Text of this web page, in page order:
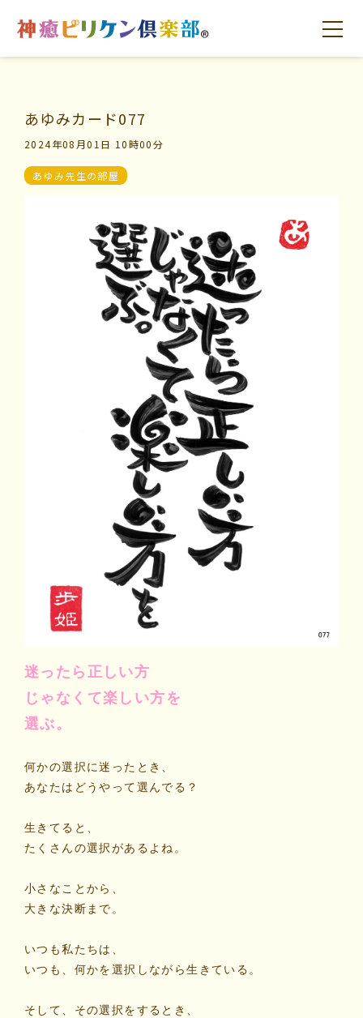
はじめての方へ
はじめての方へ
マイビリちゃん診断
風水ミニビリちゃん診断
よくなるメッセージ
お問い合わせ
あゆみカード077
2024年08月01日 10時00分
あゆみ先生の部屋
迷ったら正しい方
じゃなくて楽しい方を
選ぶ。
何かの選択に迷ったとき、
あなたはどうやって選んでる？
生きてると、
たくさんの選択があるよね。
小さなことから、
大きな決断まで。
いつも私たちは、
いつも、何かを選択しながら生きている。
そして、その選択をするとき、